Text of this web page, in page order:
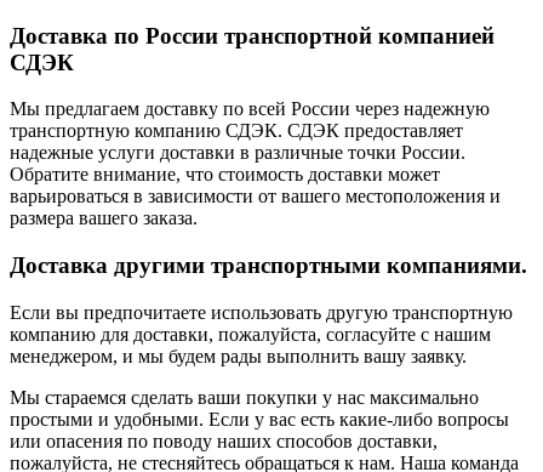
Доставка по России транспортной компанией
СДЭК
Мы предлагаем доставку по всей России через надежную
транспортную компанию СДЭК. СДЭК предоставляет
надежные услуги доставки в различные точки России.
Обратите внимание, что стоимость доставки может
варьироваться в зависимости от вашего местоположения и
размера вашего заказа.
Доставка другими транспортными компаниями.
Если вы предпочитаете использовать другую транспортную
компанию для доставки, пожалуйста, согласуйте с нашим
менеджером, и мы будем рады выполнить вашу заявку.
Мы стараемся сделать ваши покупки у нас максимально
простыми и удобными. Если у вас есть какие-либо вопросы
или опасения по поводу наших способов доставки,
пожалуйста, не стесняйтесь обращаться к нам. Наша команда